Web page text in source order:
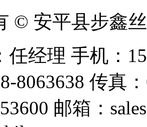
© 安平县步鑫
任经理 手机：
8063638 传真
邮箱：